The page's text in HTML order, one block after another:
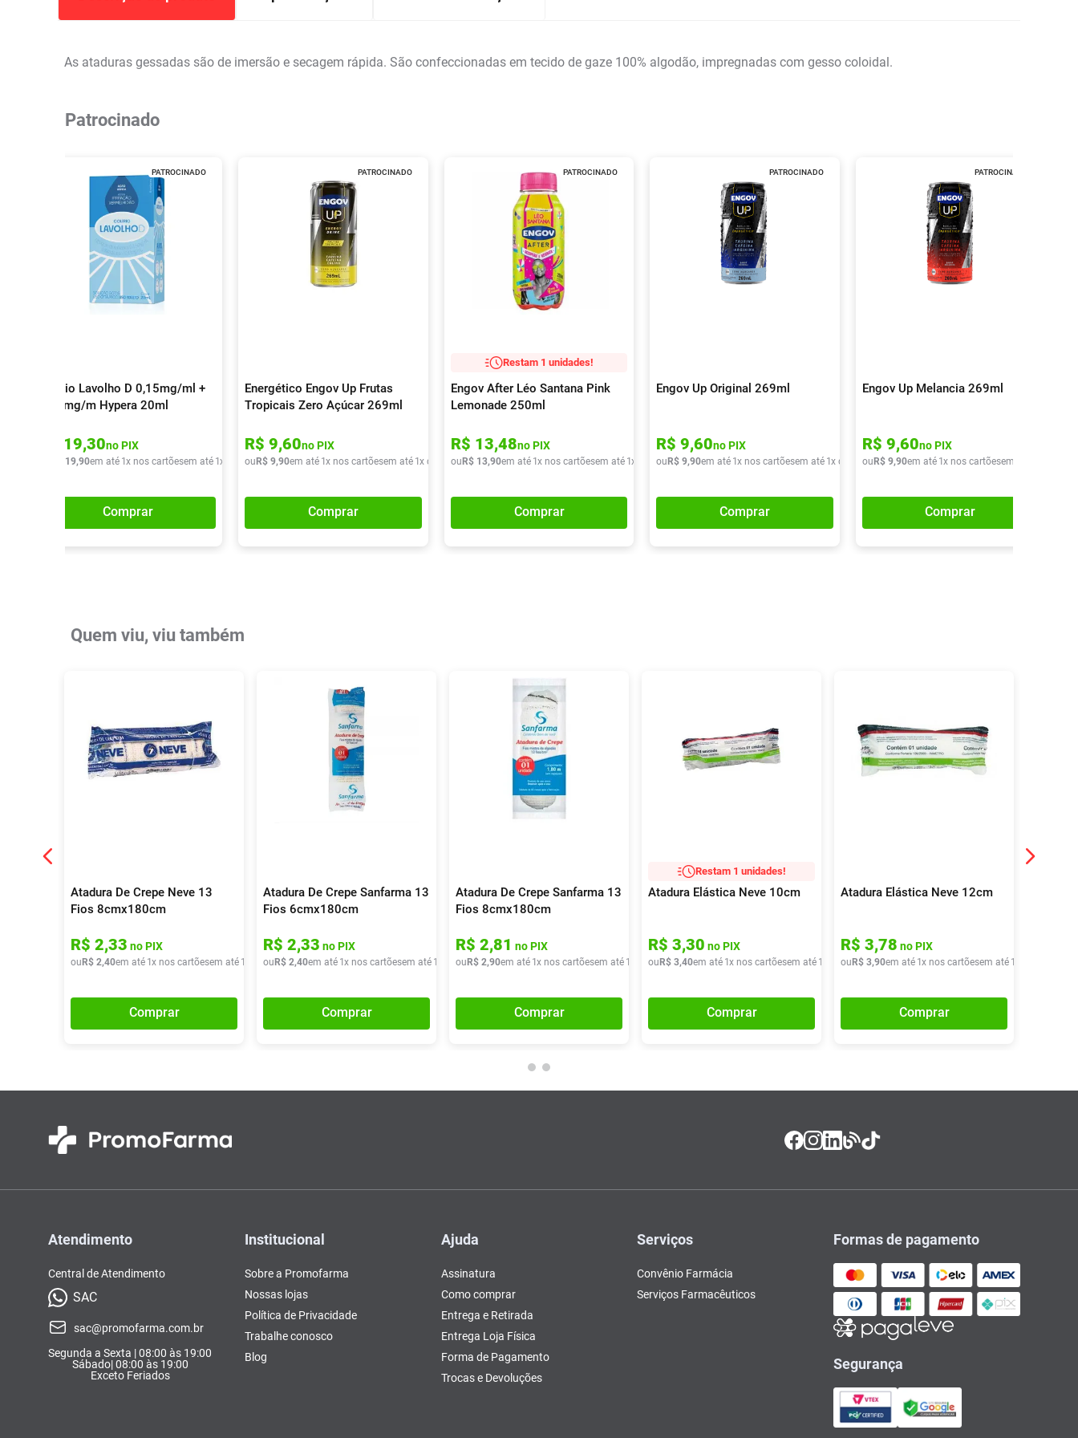
As ataduras gessadas são de imersão e secagem rápida. São confeccionadas em tecido de gaze 100% algodão, impregnadas com gesso coloidal.
Patrocinado
PATROCINADO
Colírio Lavolho D 0,15mg/ml +
0,30mg/m Hypera 20ml
19,30no PIX
19,90em até 1x nos cartõesem até 1x de R$ 19,90
Comprar
PATROCINADO
Energético Engov Up Frutas
Tropicais Zero Açúcar 269ml
R$ 9,60no PIX
ou R$ 9,90em até 1x nos cartõesem até 1x de R$ 9, 90
Comprar
PATROCINADO
Restam 1 unidades!
Engov After Léo Santana Pink
Lemonade 250ml
R$ 13,48no PIX
ou R$ 13,90em até 1x nos cartõesem até 1x de R$ 13,90
Comprar
PATROCINADO
Engov Up Original 269ml
R$ 9,60no PIX
ou R$ 9,90em até 1x nos cartõesem até 1x de R$ 9, 90
Comprar
PATROCINADO
Engov Up Melancia 269ml
R$ 9,60no PIX
ou R$ 9,90em até 1x nos cartõesem até
Comprar
Quem viu, viu também
Atadura De Crepe Neve 13
Fios 8cmx180cm
R$ 2,33 no PIX
ou R$ 2,40em até 1x nos cartõesem até 1 R$ 2, 40
Comprar
Atadura De Crepe Sanfarma 13
Fios 6cmx180cm
R$ 2,33 no PIX
ou R$ 2,40em até 1x nos cartõesem até 1 R$ 2, 40
Comprar
Atadura De Crepe Sanfarma 13
Fios 8cmx180cm
R$ 2,81 no PIX
ou R$ 2,90em até 1x nos cartõesem até 1 R$ 2, 90
Comprar
Restam 1 unidades!
Atadura Elástica Neve 10cm
R$ 3,30 no PIX
ou R$ 3,40em até 1x nos cartõesem até 1 R$ 3, 40
Comprar
Atadura Elástica Neve 12cm
R$ 3,78 no PIX
ou R$ 3,90em até 1x nos cartõesem até 1
Comprar
Atendimento
Central de Atendimento
SAC
sac@promofarma.com.br
Segunda a Sexta | 08:00 às 19:00
Sábado| 08:00 às 19:00
Exceto Feriados
Institucional
Sobre a Promofarma
Nossas lojas
Política de Privacidade
Trabalhe conosco
Blog
Ajuda
Assinatura
Como comprar
Entrega e Retirada
Entrega Loja Física
Forma de Pagamento
Trocas e Devoluções
Serviços
Convênio Farmácia
Serviços Farmacêuticos
Formas de pagamento
Segurança